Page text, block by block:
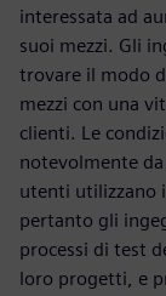
interessata ad
suoi mezzi. Gli
trovare il modo
mezzi con una
clienti. Le
notevolmente
utenti utilizzano
pertanto gli
processi di test
loro progetti, e